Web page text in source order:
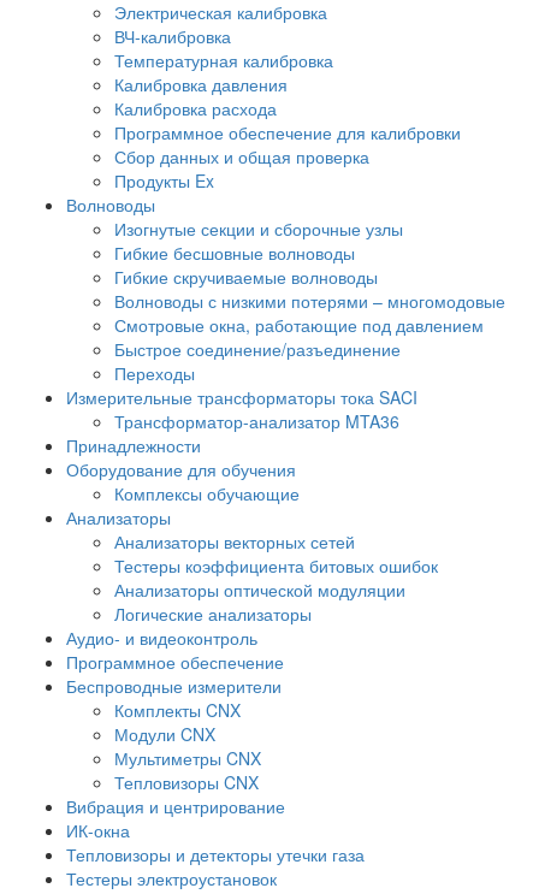
Электрическая калибровка
ВЧ-калибровка
Температурная калибровка
Калибровка давления
Калибровка расхода
Программное обеспечение для калибровки
Сбор данных и общая проверка
Продукты Ex
Волноводы
Изогнутые секции и сборочные узлы
Гибкие бесшовные волноводы
Гибкие скручиваемые волноводы
Волноводы с низкими потерями – многомодовые
Смотровые окна, работающие под давлением
Быстрое соединение/разъединение
Переходы
Измерительные трансформаторы тока SACI
Трансформатор-анализатор MTA36
Принадлежности
Оборудование для обучения
Комплексы обучающие
Анализаторы
Анализаторы векторных сетей
Тестеры коэффициента битовых ошибок
Анализаторы оптической модуляции
Логические анализаторы
Аудио- и видеоконтроль
Программное обеспечение
Беспроводные измерители
Комплекты CNX
Модули CNX
Мультиметры CNX
Тепловизоры CNX
Вибрация и центрирование
ИК-окна
Тепловизоры и детекторы утечки газа
Тестеры электроустановок